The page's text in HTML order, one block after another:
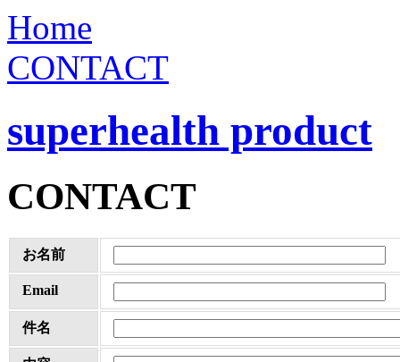
Home
CONTACT
superhealth product
CONTACT
お名前
Email
件名